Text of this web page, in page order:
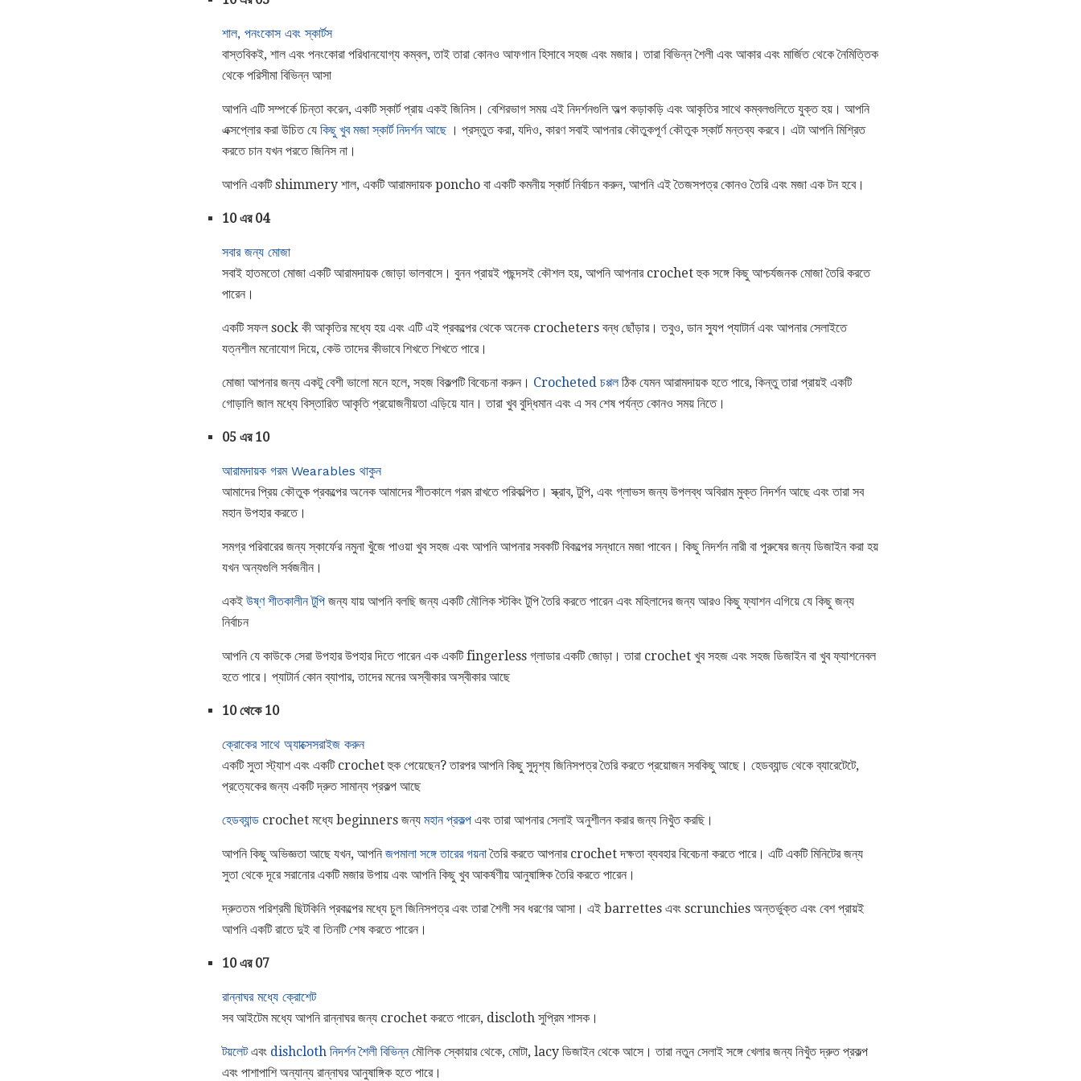
শাল, পনংকোস এবং স্কার্টস
বাস্তবিকই, শাল এবং পনংকোরা পরিধানযোগ্য কম্বল, তাই তারা কোনও আফগান হিসাবে সহজ এবং মজার। তারা বিভিন্ন শৈলী এবং আকার এবং মার্জিত থেকে নৈমিত্তিক
থেকে পরিসীমা বিভিন্ন আসা
আপনি এটি সম্পর্কে চিন্তা করেন, একটি স্কার্ট প্রায় একই জিনিস। বেশিরভাগ সময় এই নিদর্শনগুলি অল্প কড়াকড়ি এবং আকৃতির সাথে কম্বলগুলিতে যুক্ত হয়। আপনি
এক্সপ্লোর করা উচিত যে কিছু খুব মজা স্কার্ট নিদর্শন আছে। প্রস্তুত করা, যদিও, কারণ সবাই আপনার কৌতুকপূর্ণ কৌতুক স্কার্ট মন্তব্য করবে। এটা আপনি মিশ্রিত
করতে চান যখন পরতে জিনিস না।
আপনি একটি shimmery শাল, একটি আরামদায়ক poncho বা একটি কমনীয় স্কার্ট নির্বাচন করুন, আপনি এই তৈজসপত্র কোনও তৈরি এবং মজা এক টন হবে।
10 এর 04
সবার জন্য মোজা
সবাই হাতমতো মোজা একটি আরামদায়ক জোড়া ভালবাসে। বুনন প্রায়ই পছন্দসই কৌশল হয়, আপনি আপনার crochet হুক সঙ্গে কিছু আশ্চর্যজনক মোজা তৈরি করতে
পারেন।
একটি সফল sock কী আকৃতির মধ্যে হয় এবং এটি এই প্রকল্পের থেকে অনেক crocheters বন্ধ ছোঁড়ার। তবুও, ডান স্যুপ প্যাটার্ন এবং আপনার সেলাইতে
যত্নশীল মনোযোগ দিয়ে, কেউ তাদের কীভাবে শিখতে শিখতে পারে।
মোজা আপনার জন্য একটু বেশী ভালো মনে হলে, সহজ বিকল্পটি বিবেচনা করুন। Crocheted চপ্পলঠিক যেমন আরামদায়ক হতে পারে, কিন্তু তারা প্রায়ই একটি
গোড়ালি জাল মধ্যে বিস্তারিত আকৃতি প্রয়োজনীয়তা এড়িয়ে যান। তারা খুব বুদ্ধিমান এবং এ সব শেষ পর্যন্ত কোনও সময় নিতে।
05 এর 10
আরামদায়ক গরম Wearables থাকুন
আমাদের প্রিয় কৌতুক প্রকল্পের অনেক আমাদের শীতকালে গরম রাখতে পরিকল্পিত। স্ক্রাব, টুপি, এবং গ্লাভস জন্য উপলব্ধ অবিরাম মুক্ত নিদর্শন আছে এবং তারা সব
মহান উপহার করতে।
সমগ্র পরিবারের জন্য স্কার্ফের নমুনা খুঁজে পাওয়া খুব সহজ এবং আপনি আপনার সবকটি বিকল্পের সন্ধানে মজা পাবেন। কিছু নিদর্শন নারী বা পুরুষের জন্য ডিজাইন করা হয়
যখন অন্যগুলি সর্বজনীন।
একই উষ্ণ শীতকালীন টুপি জন্য যায় আপনি বলছি জন্য একটি মৌলিক স্টকিং টুপি তৈরি করতে পারেন এবং মহিলাদের জন্য আরও কিছু ফ্যাশন এগিয়ে যে কিছু জন্য
নির্বাচন
আপনি যে কাউকে সেরা উপহার উপহার দিতে পারেন এক একটি fingerless গ্লাডার একটি জোড়া। তারা crochet খুব সহজ এবং সহজ ডিজাইন বা খুব ফ্যাশনেবল
হতে পারে। প্যাটার্ন কোন ব্যাপার, তাদের মনের অস্বীকার অস্বীকার আছে
10 থেকে 10
ক্রোকের সাথে অ্যাক্সেসরাইজ করুন
একটি সুতা স্ট্যাশ এবং একটি crochet হুক পেয়েছেন? তারপর আপনি কিছু সুদৃশ্য জিনিসপত্র তৈরি করতে প্রয়োজন সবকিছু আছে। হেডব্যান্ড থেকে ব্যারেটেটে,
প্রত্যেকের জন্য একটি দ্রুত সামান্য প্রকল্প আছে
হেডব্যান্ড crochet মধ্যে beginners জন্য মহান প্রকল্প এবং তারা আপনার সেলাই অনুশীলন করার জন্য নিখুঁত করছি।
আপনি কিছু অভিজ্ঞতা আছে যখন, আপনি জপমালা সঙ্গে তারের গয়নাতৈরি করতে আপনার crochet দক্ষতা ব্যবহার বিবেচনা করতে পারে। এটি একটি মিনিটের জন্য
সুতা থেকে দূরে সরানোর একটি মজার উপায় এবং আপনি কিছু খুব আকর্ষণীয় আনুষাঙ্গিক তৈরি করতে পারেন।
দ্রুততম পরিশ্রমী ছিটকিনি প্রকল্পের মধ্যে চুল জিনিসপত্র এবং তারা শৈলী সব ধরণের আসা। এই barrettes এবং scrunchies অন্তর্ভুক্ত এবং বেশ প্রায়ই
আপনি একটি রাতে দুই বা তিনটি শেষ করতে পারেন।
10 এর 07
রান্নাঘর মধ্যে ক্রোশেট
সব আইটেম মধ্যে আপনি রান্নাঘর জন্য crochet করতে পারেন, discloth সুপ্রিম শাসক।
টয়লেটএবং dishcloth নিদর্শন শৈলী বিভিন্নমৌলিক স্কোয়ার থেকে, মোটা, lacy ডিজাইন থেকে আসে। তারা নতুন সেলাই সঙ্গে খেলার জন্য নিখুঁত দ্রুত প্রকল্প
এবং পাশাপাশি অন্যান্য রান্নাঘর আনুষাঙ্গিক হতে পারে।